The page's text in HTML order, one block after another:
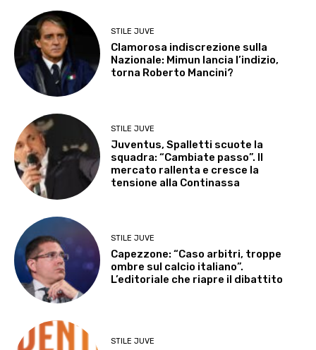
STILE JUVE
Clamorosa indiscrezione sulla
Nazionale: Mimun lancia l’indizio,
torna Roberto Mancini?
STILE JUVE
Juventus, Spalletti scuote la
squadra: “Cambiate passo”. Il
mercato rallenta e cresce la
tensione alla Continassa
STILE JUVE
Capezzone: “Caso arbitri, troppe
ombre sul calcio italiano”.
L’editoriale che riapre il dibattito
STILE JUVE